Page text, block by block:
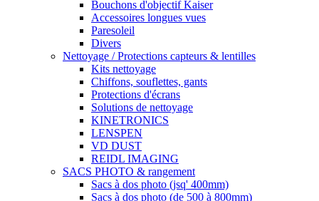
Bouchons d'objectif Kaiser
Accessoires longues vues
Paresoleil
Divers
Nettoyage / Protections capteurs & lentilles
Kits nettoyage
Chiffons, souflettes, gants
Protections d'écrans
Solutions de nettoyage
KINETRONICS
LENSPEN
VD DUST
REIDL IMAGING
SACS PHOTO & rangement
Sacs à dos photo (jsq' 400mm)
Sacs à dos photo (de 500 à 800mm)